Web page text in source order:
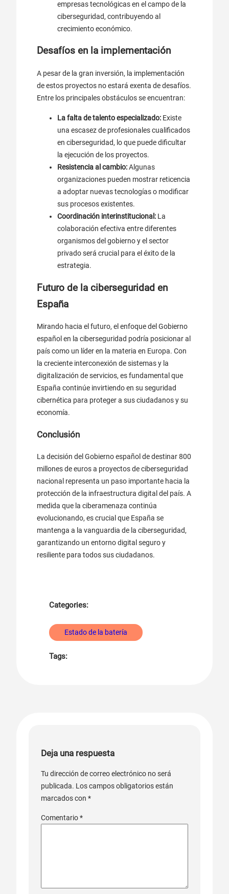
empresas tecnológicas en el campo de la
ciberseguridad, contribuyendo al
crecimiento económico.
Desafíos en la implementación
A pesar de la gran inversión, la implementación
de estos proyectos no estará exenta de desafíos.
Entre los principales obstáculos se encuentran:
La falta de talento especializado: Existe
una escasez de profesionales cualificados
en ciberseguridad, lo que puede dificultar
la ejecución de los proyectos.
Resistencia al cambio:Algunas
organizaciones pueden mostrar reticencia
a adoptar nuevas tecnologías o modificar
sus procesos existentes.
Coordinación interinstitucional: La
colaboración efectiva entre diferentes
organismos del gobierno y el sector
privado será crucial para el éxito de la
estrategia.
Futuro de la ciberseguridad en
España
Mirando hacia el futuro, el enfoque del Gobierno
español en la ciberseguridad podría posicionar al
país como un líder en la materia en Europa. Con
la creciente interconexión de sistemas y la
digitalización de servicios, es fundamental que
España continúe invirtiendo en su seguridad
cibernética para proteger a sus ciudadanos y su
economía.
Conclusión
La decisión del Gobierno español de destinar 800
millones de euros a proyectos de ciberseguridad
nacional representa un paso importante hacia la
protección de la infraestructura digital del país. A
medida que la ciberamenaza continúa
evolucionando, es crucial que España se
mantenga a la vanguardia de la ciberseguridad,
garantizando un entorno digital seguro y
resiliente para todos sus ciudadanos.
Categories:
Estado de la batería
Tags:
Deja una respuesta
Tu dirección de correo electrónico no será
publicada. Los campos obligatorios están
marcados con *
Comentario*